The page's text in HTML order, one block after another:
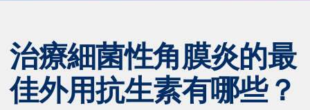
治療細菌性角膜炎的最
佳外用抗生素有哪些？